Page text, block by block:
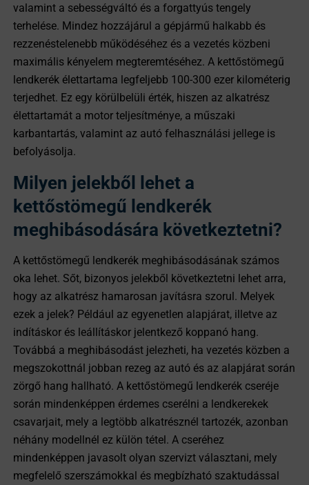
valamint a sebességváltó és a forgattyús tengely
terhelése. Mindez hozzájárul a gépjármű halkabb és
rezzenéstelenebb működéséhez és a vezetés közbeni
maximális kényelem megteremtéséhez. A kettőstömegű
lendkerék élettartama legfeljebb 100-300 ezer kilométerig
terjedhet. Ez egy körülbelüli érték, hiszen az alkatrész
élettartamát a motor teljesítménye, a műszaki
karbantartás, valamint az autó felhasználási jellege is
befolyásolja.
Milyen jelekből lehet a
kettőstömegű lendkerék
meghibásodására következtetni?
A kettőstömegű lendkerék meghibásodásának számos
oka lehet. Sőt, bizonyos jelekből következtetni lehet arra,
hogy az alkatrész hamarosan javításra szorul. Melyek
ezek a jelek? Például az egyenetlen alapjárat, illetve az
indításkor és leállításkor jelentkező koppanó hang.
Továbbá a meghibásodást jelezheti, ha vezetés közben a
megszokottnál jobban rezeg az autó és az alapjárat során
zörgő hang hallható. A kettőstömegű lendkerék cseréje
során mindenképpen érdemes cserélni a lendkerekek
csavarjait, mely a legtöbb alkatrésznél tartozék, azonban
néhány modellnél ez külön tétel. A cseréhez
mindenképpen javasolt olyan szervizt választani, mely
megfelelő szerszámokkal és megbízható szaktudással